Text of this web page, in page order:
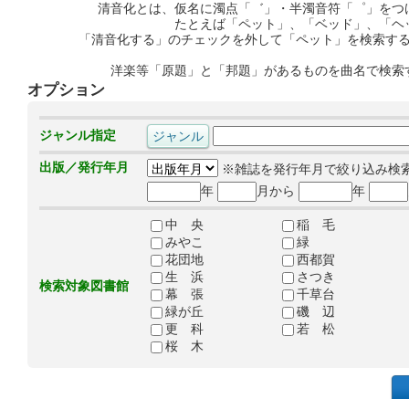
清音化とは、仮名に濁点「゛」・半濁音符「゜」を
たとえば「ペット」、「ベッド」、「
「清音化する」のチェックを外して「ペット」を検索
洋楽等「原題」と「邦題」があるものを曲名で検
オプション
ジャンル指定
出版／発行年月
※雑誌を発行年月で絞り込み検
年
月から 年
検索対象図書館
中 央
稲 毛
みやこ
緑
花団地
西都賀
生 浜
さつき
幕 張
千草台
緑が丘
磯 辺
更 科
若 松
桜 木